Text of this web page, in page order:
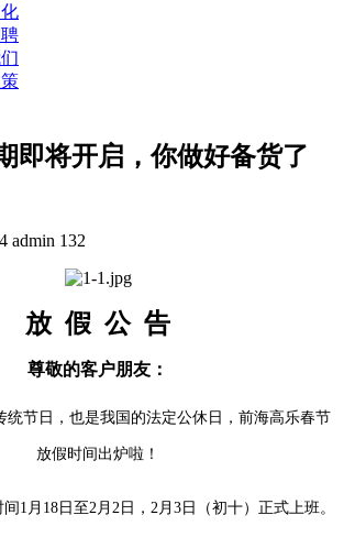
即将开启，你做好备货了
admin 132
放 假 公 告
尊敬的客户朋友：
统节日，也是我国的法定公休日，前海高乐春节
放假时间出炉啦！
1月18日至2月2日，2月3日（初十）正式上班。